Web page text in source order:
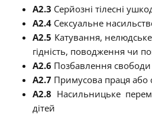
A2.3 Серйозні тілесні
A2.4 Сексуальне
A2.5 Катування,
гідність, поводження чи
A2.6 Позбавлення свободи
A2.7 Примусова праця або
A2.8 Насильницьке
дітей